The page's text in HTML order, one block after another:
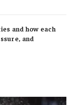
and how each
and